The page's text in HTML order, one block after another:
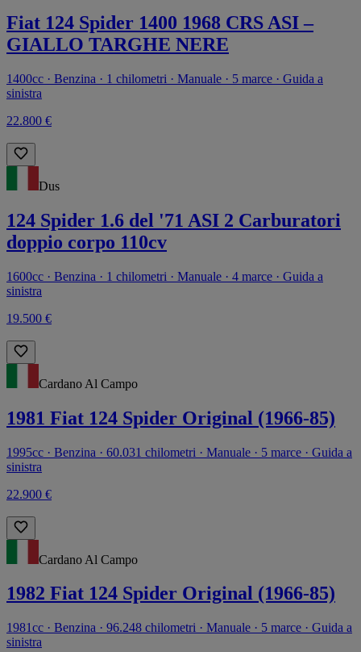
Fiat 124 Spider 1400 1968 CRS ASI –
GIALLO TARGHE NERE
1400cc · Benzina · 1 chilometri · Manuale · 5 marce · Guida a
sinistra
22.800 €
Dus
124 Spider 1.6 del '71 ASI 2 Carburatori
doppio corpo 110cv
1600cc · Benzina · 1 chilometri · Manuale · 4 marce · Guida a
sinistra
19.500 €
Cardano Al Campo
1981 Fiat 124 Spider Original (1966-85)
1995cc · Benzina · 60.031 chilometri · Manuale · 5 marce · Guida a
sinistra
22.900 €
Cardano Al Campo
1982 Fiat 124 Spider Original (1966-85)
1981cc · Benzina · 96.248 chilometri · Manuale · 5 marce · Guida a
sinistra